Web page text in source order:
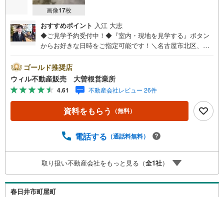
画像17枚
おすすめポイント 入江 大志
◆ご見学予約受付中！◆『室内・現地を見学する』ボタン
からお好きな日時をご指定可能です！＼名古屋市北区、守
区、守山区の直接のご売却依頼を数多くいただいている不
動産仲介会社です。ネット上で分かる立地環境はもちろ
ん、過去にお任せいただいたお客様に現地の生の声をもと
に住戸環境を提案致します。＼平日のお住まい探しの方へ/
弊社では平日にご内覧・契約など平日にお住まい探しをさ
れるお客様にサービスをご用意しています。＼お仕事で忙
事前にご予約頂きましたら営業時間外でのご内覧もご対応
動産業者間で不動産情報が共有されているので、名古屋市
全域や、その他隣接エリアでもご内覧が可能です！ 【大曽
根営業所】○地下鉄名城線、JR中央線「大曽根」駅徒歩1分
○お子様が遊べるキッズスペースあり○定休日ございません
ゴールド推奨店
ウィル不動産販売 大曽根営業所
4.61 不動産会社レビュー 26件
資料をもらう （無料）
電話する （通話料無料）
取り扱い不動産会社をもっと見る（全1社）
春日井市町屋町